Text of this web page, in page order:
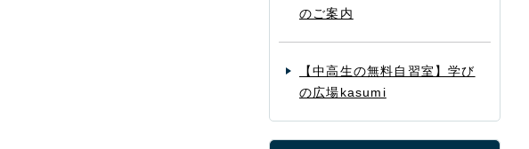
のご案内
【中高生の無料自習室】学び
の広場kasumi